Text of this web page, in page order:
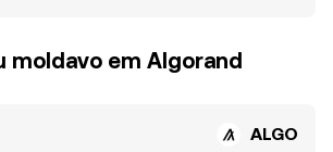
moldavo em Algorand
ALGO